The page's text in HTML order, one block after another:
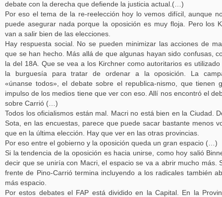
debate con la derecha que defiende la justicia actual.(…)
Por eso el tema de la re-reelección hoy lo vemos difícil, aunque
puede asegurar nada porque la oposición es muy floja. Pero los
van a salir bien de las elecciones.
Hay respuesta social. No se pueden minimizar las acciones de
que se han hecho. Más allá de que algunas hayan sido confusas,
la del 18A. Que se vea a los Kirchner como autoritarios es utilizado
la burguesía para tratar de ordenar a la oposición. La
«únanse todos», el debate sobre el republica-nismo, que tienen
impulso de los medios tiene que ver con eso. Allí nos encontró el
sobre Carrió (…)
Todos los oficialismos están mal. Macri no está bien en la Ciudad.
Sota, en las encuestas, parece que puede sacar bastante menos
que en la última elección. Hay que ver en las otras provincias.
Por eso entre el gobierno y la oposición queda un gran espacio (…)
Si la tendencia de la oposición es hacia unirse, como hoy salió
decir que se uniría con Macri, el espacio se va a abrir mucho más.
frente de Pino-Carrió termina incluyendo a los radicales también
más espacio.
Por estos debates el FAP está dividido en la Capital. En la